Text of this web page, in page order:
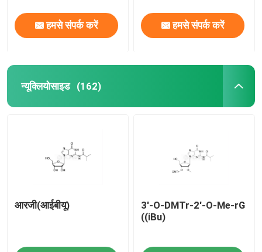
हमसे संपर्क करें हमसे संपर्क करें
न्यूक्लियोसाइड (162)
आरजी(आईबीयू)
3'-O-DMTr-2'-O-Me-rG
((iBu)